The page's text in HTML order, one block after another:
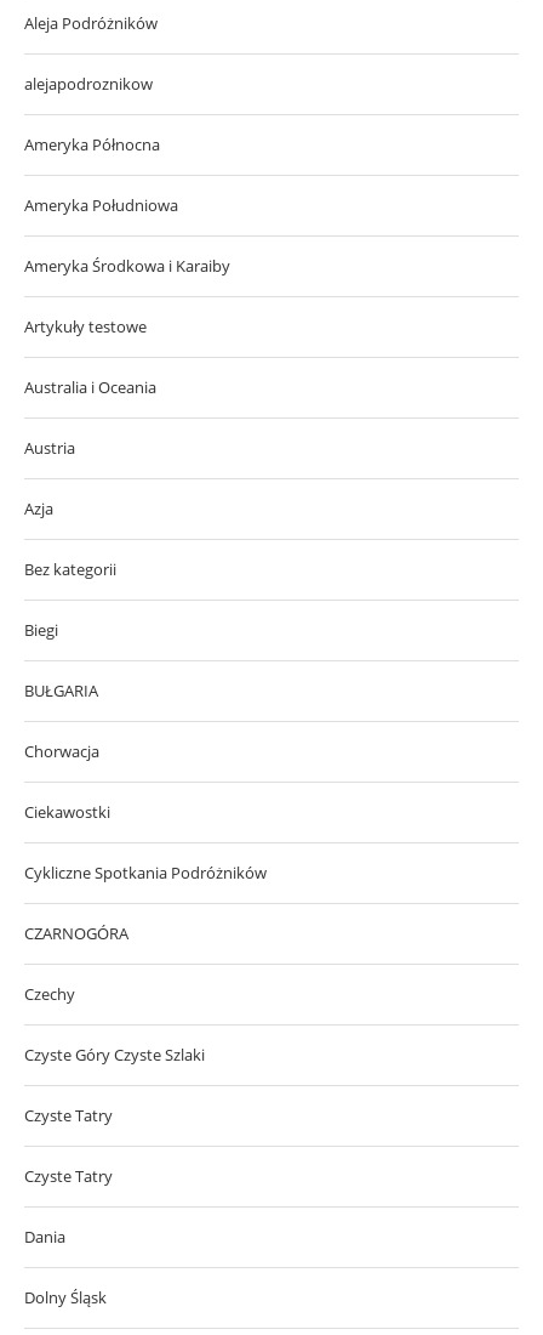
Aleja Podróżników
alejapodroznikow
Ameryka Północna
Ameryka Południowa
Ameryka Środkowa i Karaiby
Artykuły testowe
Australia i Oceania
Austria
Azja
Bez kategorii
Biegi
BUŁGARIA
Chorwacja
Ciekawostki
Cykliczne Spotkania Podróżników
CZARNOGÓRA
Czechy
Czyste Góry Czyste Szlaki
Czyste Tatry
Czyste Tatry
Dania
Dolny Śląsk